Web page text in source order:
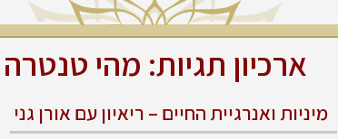
ארכיון תגיות: מהי טנטרה
מיניות ואנרגיית החיים – ריאיון עם אורן גני